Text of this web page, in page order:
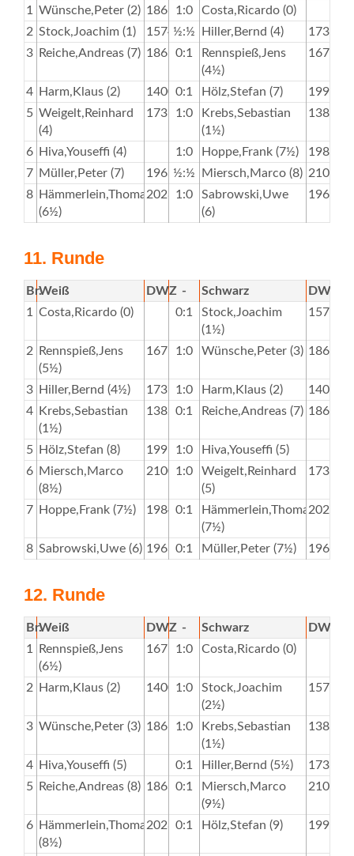
1
Wünsche,Peter (2) 1866 1:0
Costa,Ricardo (0)
2 Stock,Joachim (1) 1574½:½ Hiller,Bernd (4)
1737
3
Reiche,Andreas (7) 1863 0:1
Rennspieß,Jens
(4½)
1675
4 Harm,Klaus (2) 1400 0:1 Hölz,Stefan (7)
1995
5 Weigelt,Reinhard
(4)
1736 1:0
Krebs,Sebastian
(1½)
1382
6 Hiva,Youseffi (4) 1:0 Hoppe,Frank (7½)
1984
7 Müller,Peter (7) 1963½:½ Miersch,Marco (8) 2100
8
Hämmerlein,Thomas
(6½)
2028 1:0
Sabrowski,Uwe
(6)
1963
11. Runde
Br.Weiß DWZ - Schwarz
DWZ
1
Costa,Ricardo (0) 0:1
Stock,Joachim
(1½)
1574
2
Rennspieß,Jens
(5½)
1675 1:0 Wünsche,Peter (3) 1866
3 Hiller,Bernd (4½) 1737 1:0 Harm,Klaus (2)
1400
4
Krebs,Sebastian
(1½)
1382 0:1 Reiche,Andreas (7) 1863
5 Hölz,Stefan (8) 1995 1:0
Hiva,Youseffi (5)
6 Miersch,Marco
(8½)
2100 1:0
Weigelt,Reinhard
(5)
1736
7 Hoppe,Frank (7½) 1984 0:1
Hämmerlein,Thomas
(7½)
2028
8 Sabrowski,Uwe (6) 1963 0:1 Müller,Peter (7½) 1963
12. Runde
Br.Weiß DWZ - Schwarz
DWZ
1
Rennspieß,Jens
(6½)
1675 1:0 Costa,Ricardo (0)
2 Harm,Klaus (2) 1400 1:0
Stock,Joachim
(2½)
1574
3 Wünsche,Peter (3) 1866 1:0
Krebs,Sebastian
(1½)
1382
4 Hiva,Youseffi (5) 0:1 Hiller,Bernd (5½)
1737
5
Reiche,Andreas (8) 1863 0:1
Miersch,Marco
(9½)
2100
6
Hämmerlein,Thomas
(8½)
2028 0:1 Hölz,Stefan (9) 1995